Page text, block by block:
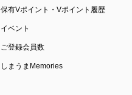
保有Vポイント・Vポイント履歴
イベント
ご登録会員数
しまうまMemories